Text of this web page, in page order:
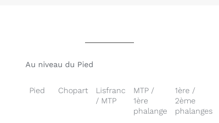
Au niveau du Pied
Pied Chopart
Lisfranc
/ MTP
MTP /
1ère
phalange
1ère /
2ème
phalanges